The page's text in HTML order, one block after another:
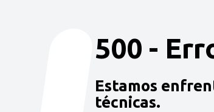
500 -
Estamos
técnicas.